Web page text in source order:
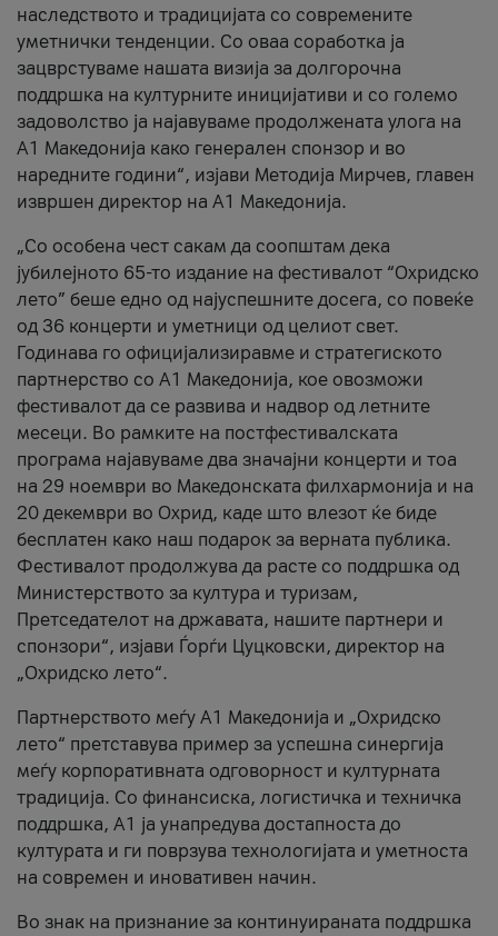
наследството и традицијата со современите
уметнички тенденции. Со оваа соработка ја
зацврстуваме нашата визија за долгорочна
поддршка на културните иницијативи и со големо
задоволство ја најавуваме продолжената улога на
A1 Македонија како генерален спонзор и во
наредните години“, изјави Методија Мирчев, главен
извршен директор на A1 Македонија.
„Со особена чест сакам да соопштам дека
јубилејното 65-то издание на фестивалот “Охридско
лето” беше едно од најуспешните досега, со повеќе
од 36 концерти и уметници од целиот свет.
Годинава го официјализиравме и стратегиското
партнерство со А1 Македонија, кое овозможи
фестивалот да се развива и надвор од летните
месеци. Во рамките на постфестивалската
програма најавуваме два значајни концерти и тоа
на 29 ноември во Македонската филхармонија и на
20 декември во Охрид, каде што влезот ќе биде
бесплатен како наш подарок за верната публика.
Фестивалот продолжува да расте со поддршка од
Министерството за култура и туризам,
Претседателот на државата, нашите партнери и
спонзори“, изјави Ѓорѓи Цуцковски, директор на
„Охридско лето“.
Партнерството меѓу A1 Македонија и „Охридско
лето“ претставува пример за успешна синергија
меѓу корпоративната одговорност и културната
традиција. Со финансиска, логистичка и техничка
поддршка, A1 ја унапредува достапноста до
културата и ги поврзува технологијата и уметноста
на современ и иновативен начин.
Во знак на признание за континуираната поддршка